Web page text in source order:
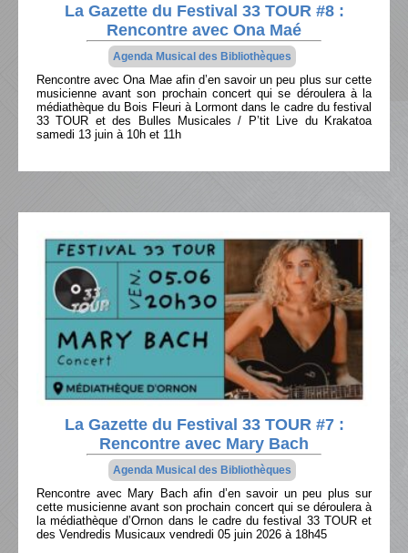
La Gazette du Festival 33 TOUR #8 :
Rencontre avec Ona Maé
Agenda Musical des Bibliothèques
Rencontre avec Ona Mae afin d’en savoir un peu plus sur cette
musicienne avant son prochain concert qui se déroulera à la
médiathèque du Bois Fleuri à Lormont dans le cadre du festival
33 TOUR et des Bulles Musicales / P’tit Live du Krakatoa
samedi 13 juin à 10h et 11h
La Gazette du Festival 33 TOUR #7 :
Rencontre avec Mary Bach
Agenda Musical des Bibliothèques
Rencontre avec Mary Bach afin d’en savoir un peu plus sur
cette musicienne avant son prochain concert qui se déroulera à
la médiathèque d’Ornon dans le cadre du festival 33 TOUR et
des Vendredis Musicaux vendredi 05 juin 2026 à 18h45